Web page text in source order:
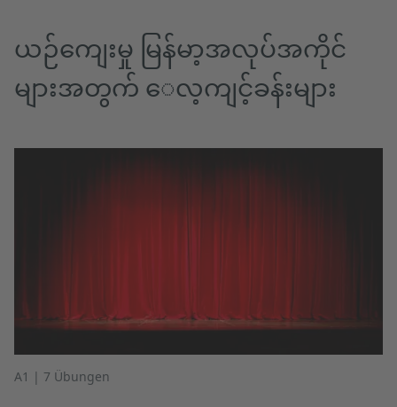
ယဉ်ကျေးမှု မြန်မာ့အလုပ်အကိုင်
များအတွက် ေလ့ကျင့်ခန်းများ
A1 | 7 Übungen